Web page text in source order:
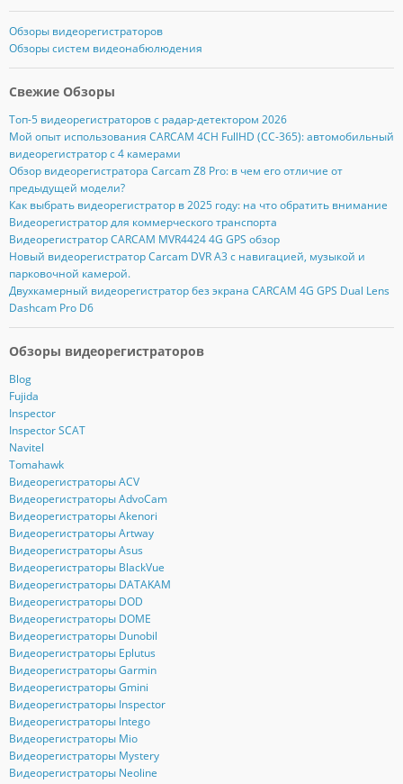
Обзоры видеорегистраторов
Обзоры систем видеонабюлюдения
Свежие Обзоры
Топ-5 видеорегистраторов с радар-детектором 2026
Мой опыт использования CARCAM 4CH FullHD (CC-365): автомобильный
видеорегистратор с 4 камерами
Обзор видеорегистратора Carcam Z8 Pro: в чем его отличие от
предыдущей модели?
Как выбрать видеорегистратор в 2025 году: на что обратить внимание
Видеорегистратор для коммерческого транспорта
Видеорегистратор CARCAM MVR4424 4G GPS обзор
Новый видеорегистратор Carcam DVR A3 с навигацией, музыкой и
парковочной камерой.
Двухкамерный видеорегистратор без экрана CARCAM 4G GPS Dual Lens
Dashcam Pro D6
Обзоры видеорегистраторов
Blog
Fujida
Inspector
Inspector SCAT
Navitel
Tomahawk
Видеорегистраторы ACV
Видеорегистраторы AdvoCam
Видеорегистраторы Akenori
Видеорегистраторы Artway
Видеорегистраторы Asus
Видеорегистраторы BlackVue
Видеорегистраторы DATAKAM
Видеорегистраторы DOD
Видеорегистраторы DOME
Видеорегистраторы Dunobil
Видеорегистраторы Eplutus
Видеорегистраторы Garmin
Видеорегистраторы Gmini
Видеорегистраторы Inspector
Видеорегистраторы Intego
Видеорегистраторы Mio
Видеорегистраторы Mystery
Видеорегистраторы Neoline